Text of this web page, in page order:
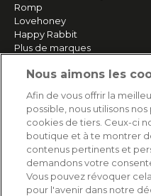
Romp
Lovehoney
Happy Rabbit
Plus de marques
SERVICE
Livraison rapide et gratuite
Retours & remboursements
Paiement sécurisé
Nous aimons les
Afin de vous offrir la
possible, nous utilisons
cookies de tiers. Ceux-ci
boutique et à te montrer
contenus pertinents et
demandons votre
Vous pouvez révoquer
pour l'avenir dans notre